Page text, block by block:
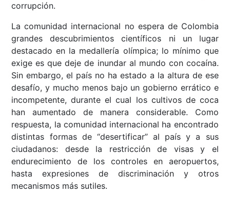
corrupción.
La comunidad internacional no espera de Colombia
grandes descubrimientos científicos ni un lugar
destacado en la medallería olímpica; lo mínimo que
exige es que deje de inundar al mundo con cocaína.
Sin embargo, el país no ha estado a la altura de ese
desafío, y mucho menos bajo un gobierno errático e
incompetente, durante el cual los cultivos de coca
han aumentado de manera considerable. Como
respuesta, la comunidad internacional ha encontrado
distintas formas de “desertificar” al país y a sus
ciudadanos: desde la restricción de visas y el
endurecimiento de los controles en aeropuertos,
hasta expresiones de discriminación y otros
mecanismos más sutiles.